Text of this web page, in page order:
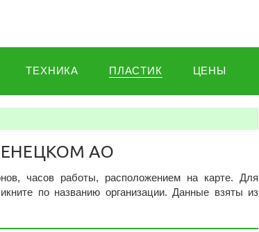
ТЕХНИКА ПЛАСТИК ЦЕНЫ
АО
часов работы, расположением на карте. Для
по названию организации. Данные взяты из